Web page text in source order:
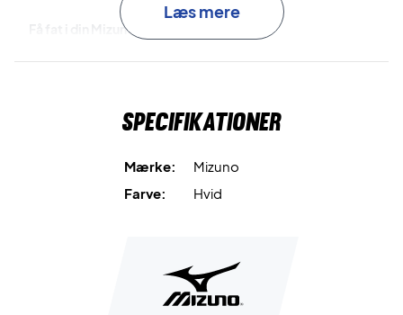
Få fat i din Mizuno Cap i dag!
Læs mere
Specifikationer
Mærke:
Mizuno
Farve:
Hvid